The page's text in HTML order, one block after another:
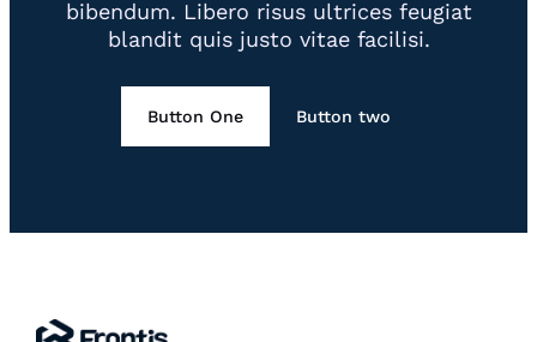
bibendum. Libero risus ultrices feugiat
blandit quis justo vitae facilisi.
Button One Button two